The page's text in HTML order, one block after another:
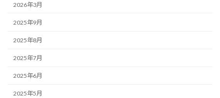
2026年3月
2025年9月
2025年8月
2025年7月
2025年6月
2025年5月